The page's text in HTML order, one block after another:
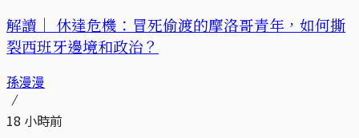
解讀｜ 休達危機：冒死偷渡的摩洛哥青年，如何撕
裂西班牙邊境和政治？
孫漫漫
18 小時前